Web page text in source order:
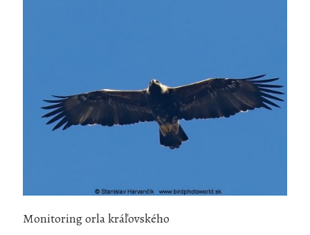
Monitoring orla kráľovského